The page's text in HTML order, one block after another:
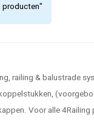
producten"
railing & balustrade
Voor alle